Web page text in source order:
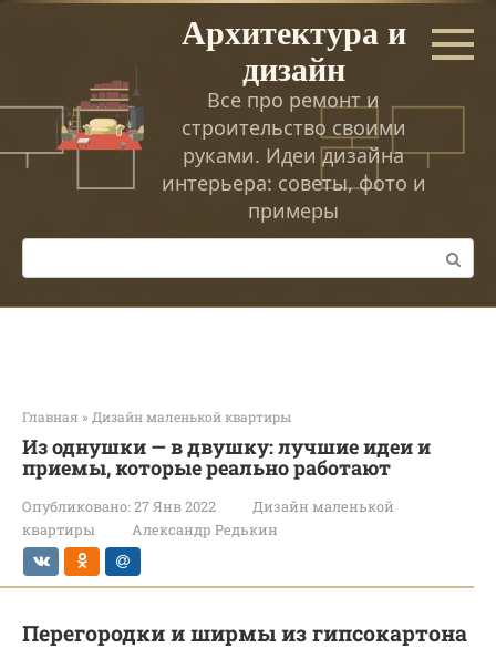
Перейти
Архитектура и
дизайн
Все про ремонт и
строительство своими
руками. Идеи дизайна
интерьера: советы, фото и
примеры
Поиск:
Главная » Дизайн маленькой квартиры
Из однушки — в двушку: лучшие идеи и
приемы, которые реально работают
Опубликовано: 27 Янв 2022
Дизайн маленькой
квартиры
Александр Редькин
Перегородки и ширмы из гипсокартона